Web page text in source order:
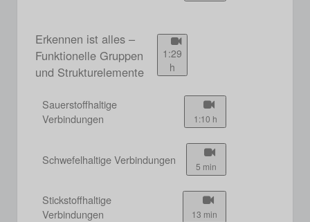
Erkennen ist alles –
Funktionelle Gruppen
und Strukturelemente
1:29
h
Sauerstoffhaltige
Verbindungen
1:10 h
Schwefelhaltige Verbindungen 5 min
Stickstoffhaltige
Verbindungen
13 min